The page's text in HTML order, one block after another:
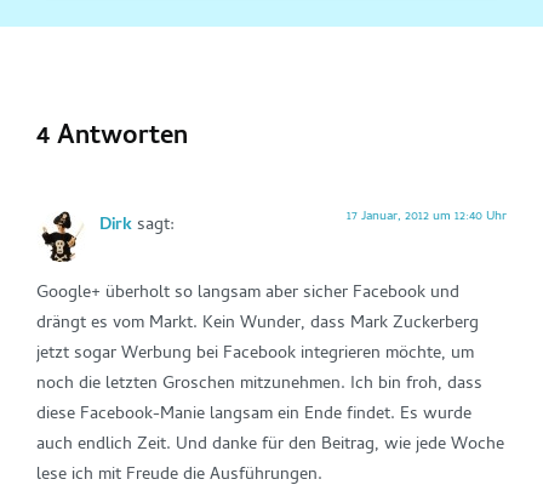
4 Antworten
Dirksagt: 17 Januar, 2012 um 12:40 Uhr
Google+ überholt so langsam aber sicher Facebook und
drängt es vom Markt. Kein Wunder, dass Mark Zuckerberg
jetzt sogar Werbung bei Facebook integrieren möchte, um
noch die letzten Groschen mitzunehmen. Ich bin froh, dass
diese Facebook-Manie langsam ein Ende findet. Es wurde
auch endlich Zeit. Und danke für den Beitrag, wie jede Woche
lese ich mit Freude die Ausführungen.